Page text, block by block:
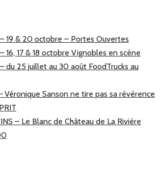
19 & 20 octobre – Portes Ouvertes
16, 17 & 18 octobre Vignobles en scène
du 25 juillet au 30 août FoodTrucks au
Véronique Sanson ne tire pas sa révérence
– Le Blanc de Château de La Rivière